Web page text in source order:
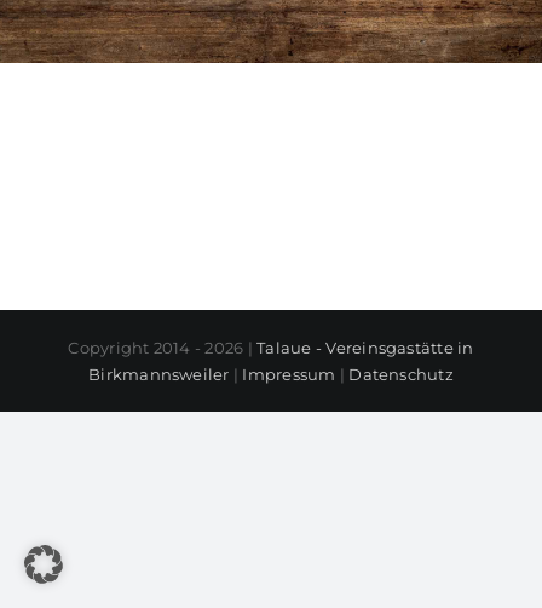
Copyright 2014 - 2026 |Talaue - Vereinsgastätte in
Birkmannsweiler | Impressum | Datenschutz